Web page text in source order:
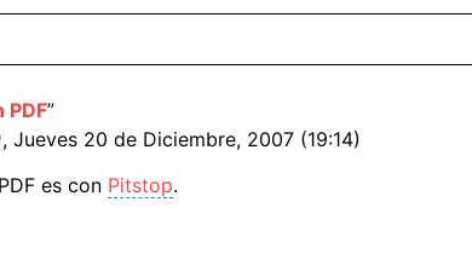
PDF”
, Jueves 20 de Diciembre, 2007 (19:14)
es con Pitstop.